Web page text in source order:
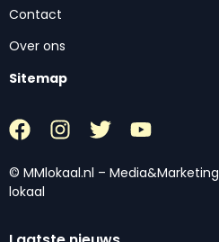
Contact
Over ons
Sitemap
© MMlokaal.nl – Media&Marketing
lokaal